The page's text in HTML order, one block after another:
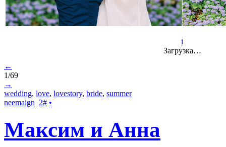
i
Загрузка…
←
1/69
→
wedding, love, lovestory, bride, summer
neemaign 2# •
Максим и Анна